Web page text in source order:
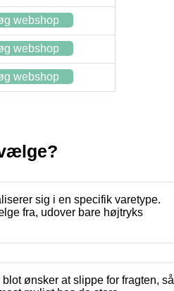
webshop
webshop
webshop
sig i en specifik varetype.
fra, udover bare højtryks
ønsker at slippe for fragten, så